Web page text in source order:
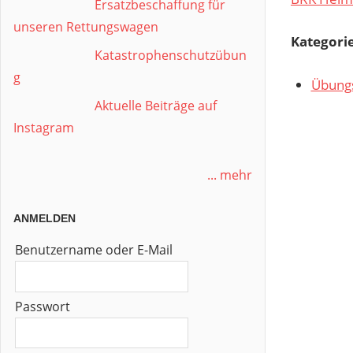
Ersatzbeschaffung für
unseren Rettungswagen
Katastrophenschutzübun
g
Aktuelle Beiträge auf
Instagram
... mehr
ANMELDEN
Benutzername oder E-Mail
Passwort